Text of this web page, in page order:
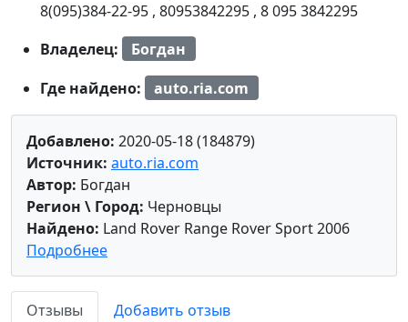
8(095)384-22-95 , 80953842295 , 8 095 3842295
Владелец:
Богдан
Где найдено:
auto.ria.com
Добавлено: 2020-05-18 (184879)
Источник: auto.ria.com
Автор: Богдан
Регион \ Город: Черновцы
Найдено: Land Rover Range Rover Sport 2006
Подробнее
Отзывы
Добавить отзыв